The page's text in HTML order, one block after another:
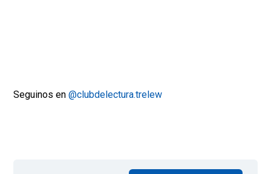
Seguinos en @clubdelectura.trelew